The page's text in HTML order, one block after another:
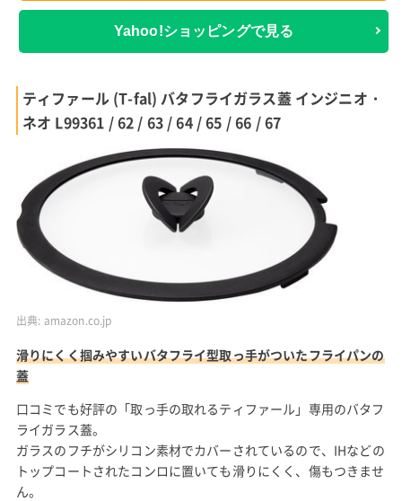
Yahoo!ショッピングで見る
ティファール (T-fal) バタフライガラス蓋 インジニオ・
ネオ L99361 / 62 / 63 / 64 / 65 / 66 / 67
出典: amazon.co.jp
滑りにくく掴みやすいバタフライ型取っ手がついたフライパンの
蓋
口コミでも好評の「取っ手の取れるティファール」専用のバタフ
ライガラス蓋。
ガラスのフチがシリコン素材でカバーされているので、IHなどの
トップコートされたコンロに置いても滑りにくく、傷もつきませ
ん。